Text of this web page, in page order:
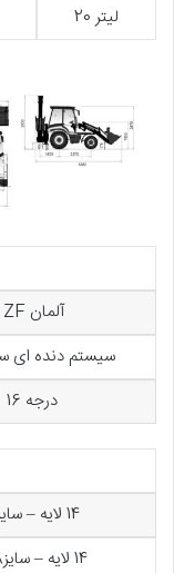
لیتر 20
آلمان ZF
سیستم دنده ای
درجه 16
14 لایه – سایز 24-16/9